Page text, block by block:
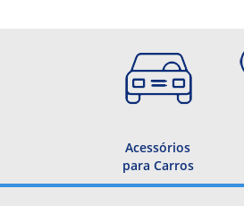
Acessórios
para Carros